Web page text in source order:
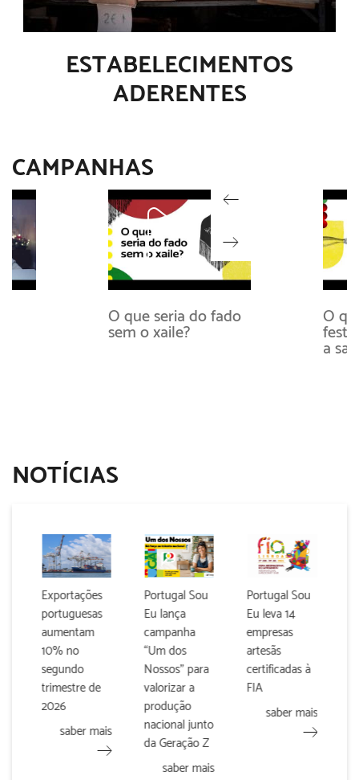
ESTABELECIMENTOS
ADERENTES
CAMPANHAS
O que seria do fado
sem o xaile?
O
a
NOTÍCIAS
Exportações
portuguesas
aumentam
10% no
segundo
trimestre de
2026
saber mais
Portugal Sou
Eu lança
campanha
“Um dos
Nossos” para
valorizar a
produção
nacional junto
da Geração Z
saber mais
Portugal Sou
Eu leva 14
empresas
artesãs
certificadas à
FIA
saber mais